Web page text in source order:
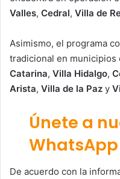
Valles, Cedral, Villa de
Asimismo, el programa
tradicional en municipios
Catarina, Villa Hidalgo,
Arista, Villa de la Paz y
Únete a
WhatsApp
De acuerdo con la